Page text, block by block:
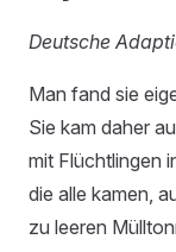
Deutsche
Man fand sie
Sie kam daher
mit Flüchtlingen
die alle kamen,
zu leeren